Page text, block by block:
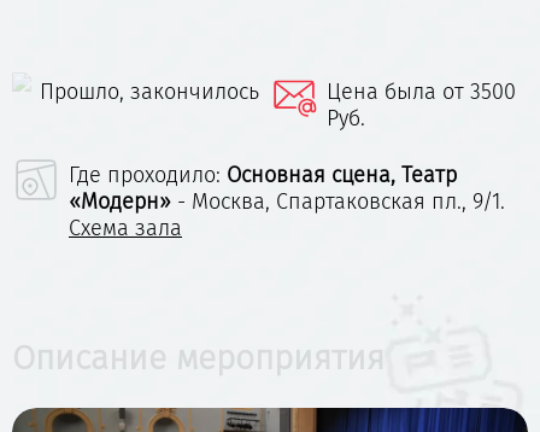
Прошло, закончилось
Цена была от 3500
Руб.
Где проходило: Основная сцена, Театр
«Модерн» - Москва, Спартаковская пл., 9/1.
Схема зала
Описание мероприятия